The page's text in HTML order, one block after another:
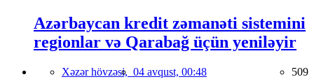
Azərbaycan kredit zəmanəti sistemini
regionlar və Qarabağ üçün yeniləyir
Xəzər hövzəsi, 04 avqust, 00:48 509